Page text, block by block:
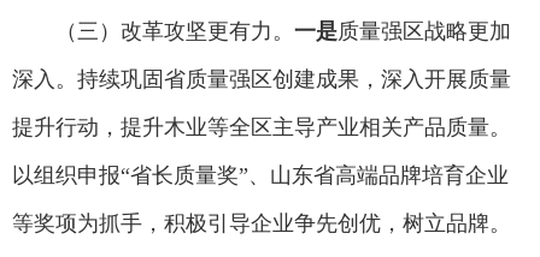
（三）改革攻坚更有力。 一是质量强区战略更加
深入。持续巩固省质量强区创建成果，深入开展质量
提升行动，提升木业等全区主导产业相关产品质量。
以组织申报“省长质量奖”、山东省高端品牌培育企业
等奖项为抓手，积极引导企业争先创优，树立品牌。